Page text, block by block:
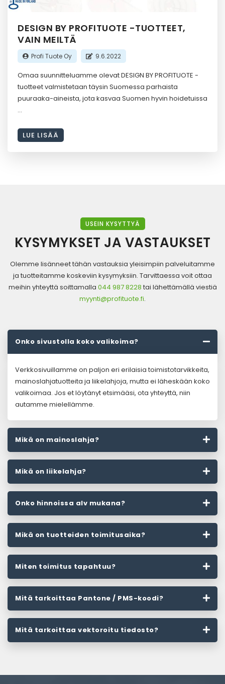
DESIGN BY PROFITUOTE -TUOTTEET,
VAIN MEILTÄ
Profi Tuote Oy 9.6.2022
Omaa suunnitteluamme olevat DESIGN BY PROFITUOTE -
tuotteet valmistetaan täysin Suomessa parhaista
puuraaka-aineista, jota kasvaa Suomen hyvin hoidetuissa
LUE LISÄÄ
USEIN KYSYTTYÄ
KYSYMYKSET JA VASTAUKSET
Olemme lisänneet tähän vastauksia yleisimpiin palveluitamme
ja tuotteitamme koskeviin kysymyksiin. Tarvittaessa voit ottaa
meihin yhteyttä soittamalla 044 987 8228 tai lähettämällä viestiä
myynti@profituote.fi.
Onko sivustolla koko valikoima?
Verkkosivuillamme on paljon eri erilaisia toimistotarvikkeita,
mainoslahjatuotteita ja liikelahjoja, mutta ei läheskään koko
valikoimaa. Jos et löytänyt etsimääsi, ota yhteyttä, niin
autamme mielellämme.
Mikä on mainoslahja?
Mikä on liikelahja?
Onko hinnoissa alv mukana?
Mikä on tuotteiden toimitusaika?
Miten toimitus tapahtuu?
Mitä tarkoittaa Pantone / PMS-koodi?
Mitä tarkoittaa vektoroitu tiedosto?